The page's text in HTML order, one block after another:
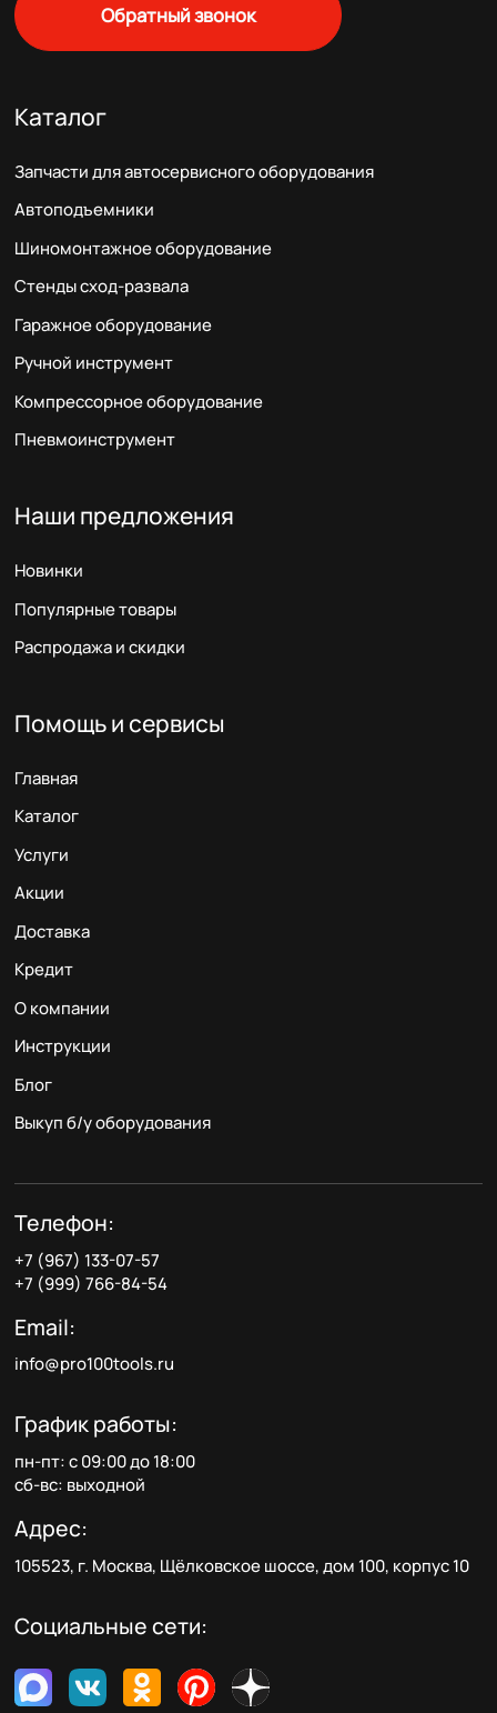
Обратный звонок
Каталог
Запчасти для автосервисного оборудования
Автоподъемники
Шиномонтажное оборудование
Стенды сход-развала
Гаражное оборудование
Ручной инструмент
Компрессорное оборудование
Пневмоинструмент
Наши предложения
Новинки
Популярные товары
Распродажа и скидки
Помощь и сервисы
Главная
Каталог
Услуги
Акции
Доставка
Кредит
О компании
Инструкции
Блог
Выкуп б/у оборудования
Телефон:
+7 (967) 133-07-57
+7 (999) 766-84-54
Email:
info@pro100tools.ru
График работы:
пн-пт: с 09:00 до 18:00
сб-вс: выходной
Адрес:
105523, г. Москва, Щёлковское шоссе, дом 100, корпус 10
Социальные сети: